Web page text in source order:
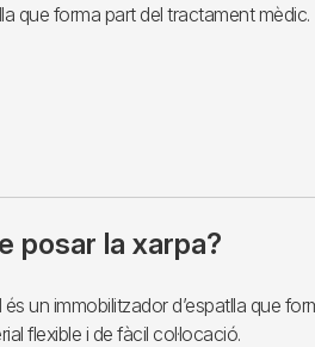
que forma part del tractament mèdic.
posar la xarpa?
un immobilitzador d’espatlla que
flexible i de fàcil col·locació.